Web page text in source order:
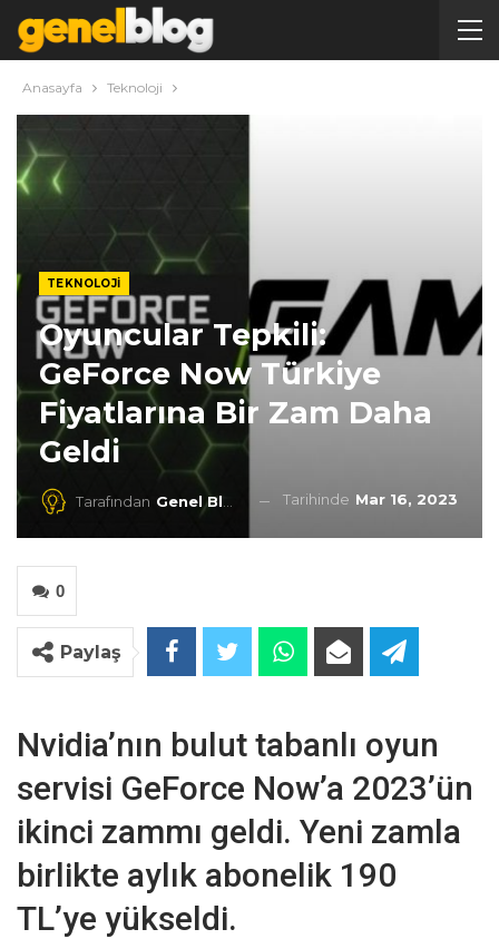
Anasayfa Teknoloji
TEKNOLOJI
Oyuncular Tepkili:
GeForce Now Türkiye
Fiyatlarına Bir Zam Daha
Geldi
Tarafından Genel Blog Tarihinde Mar 16, 2023
0
Paylaş
Nvidia’nın bulut tabanlı oyun
servisi GeForce Now’a 2023’ün
ikinci zammı geldi. Yeni zamla
birlikte aylık abonelik 190
TL’ye yükseldi.